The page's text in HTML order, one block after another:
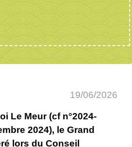
19/06/2026
Le Meur (cf n°2024-
2024), le Grand
lors du Conseil